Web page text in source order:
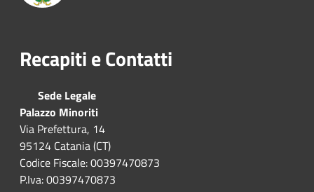
Recapiti e Contatti
Sede Legale
Palazzo Minoriti
Via Prefettura, 14
95124 Catania (CT)
Codice Fiscale: 00397470873
P.Iva: 00397470873